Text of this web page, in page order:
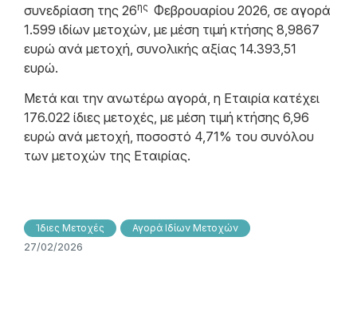
συνεδρίαση της 26ης Φεβρουαρίου 2026, σε αγορά
1.599 ιδίων μετοχών, με μέση τιμή κτήσης 8,9867
ευρώ ανά μετοχή, συνολικής αξίας 14.393,51
ευρώ.
Μετά και την ανωτέρω αγορά, η Εταιρία κατέχει
176.022 ίδιες μετοχές, με μέση τιμή κτήσης 6,96
ευρώ ανά μετοχή, ποσοστό 4,71% του συνόλου
των μετοχών της Εταιρίας.
Ίδιες Μετοχές Αγορά Ιδίων Μετοχών
27/02/2026